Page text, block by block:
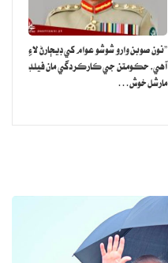
”نون صوبن وارو شوشو عوام کي ڊيڄارڻ لاءِ
آهي، حڪومتن جي ڪارڪردگي مان فيلڊ
مارشل خوش…